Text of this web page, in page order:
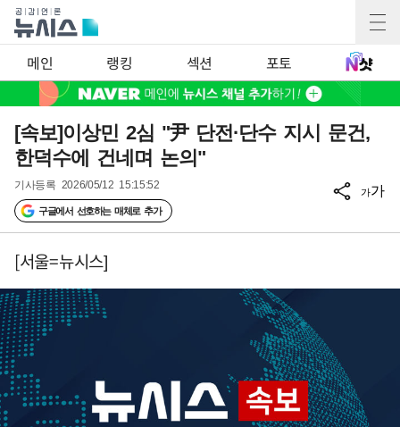
메인 랭킹 섹션 포토
[속보]이상민 2심 "尹 단전·단수 지시 문건,
한덕수에 건네며 논의"
기사등록 2026/05/12 15:15:52
구글에서 선호하는 매체로 추가
가가
[서울=뉴시스]